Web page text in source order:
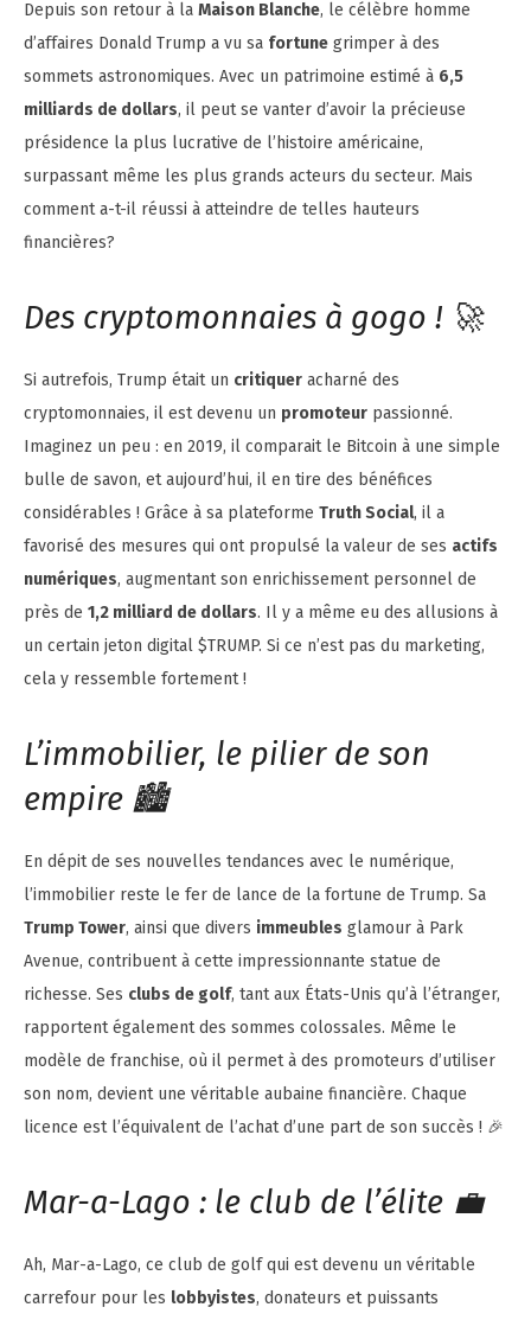
Depuis son retour à la Maison Blanche, le célèbre homme
d’affaires Donald Trump a vu sa fortune grimper à des
sommets astronomiques. Avec un patrimoine estimé à 6,5
milliards de dollars, il peut se vanter d’avoir la précieuse
présidence la plus lucrative de l’histoire américaine,
surpassant même les plus grands acteurs du secteur. Mais
comment a-t-il réussi à atteindre de telles hauteurs
financières?
Des cryptomonnaies à gogo ! 🚀
Si autrefois, Trump était un critiquer acharné des
cryptomonnaies, il est devenu un promoteur passionné.
Imaginez un peu : en 2019, il comparait le Bitcoin à une simple
bulle de savon, et aujourd’hui, il en tire des bénéfices
considérables ! Grâce à sa plateforme Truth Social, il a
favorisé des mesures qui ont propulsé la valeur de ses actifs
numériques, augmentant son enrichissement personnel de
près de 1,2 milliard de dollars. Il y a même eu des allusions à
un certain jeton digital $TRUMP. Si ce n’est pas du marketing,
cela y ressemble fortement !
L’immobilier, le pilier de son
empire 🏙️
En dépit de ses nouvelles tendances avec le numérique,
l’immobilier reste le fer de lance de la fortune de Trump. Sa
Trump Tower, ainsi que divers immeubles glamour à Park
Avenue, contribuent à cette impressionnante statue de
richesse. Ses clubs de golf, tant aux États-Unis qu’à l’étranger,
rapportent également des sommes colossales. Même le
modèle de franchise, où il permet à des promoteurs d’utiliser
son nom, devient une véritable aubaine financière. Chaque
licence est l’équivalent de l’achat d’une part de son succès ! 🎉
Mar-a-Lago : le club de l’élite 💼
Ah, Mar-a-Lago, ce club de golf qui est devenu un véritable
carrefour pour les lobbyistes, donateurs et puissants